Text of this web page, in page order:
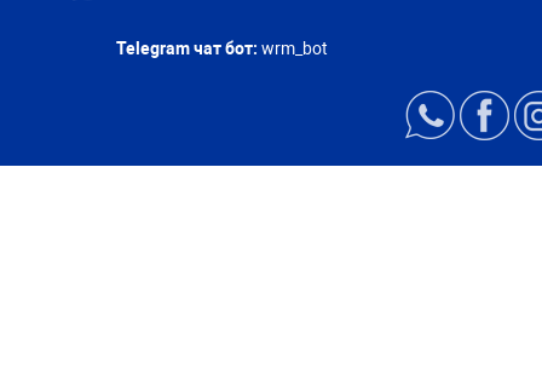
Telegram чат бот: wrm_bot